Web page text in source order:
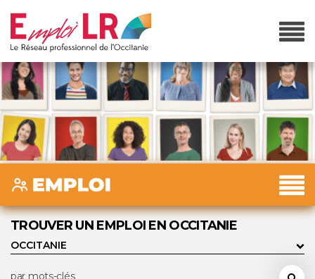
TROUVER UN EMPLOI EN OCCITANIE